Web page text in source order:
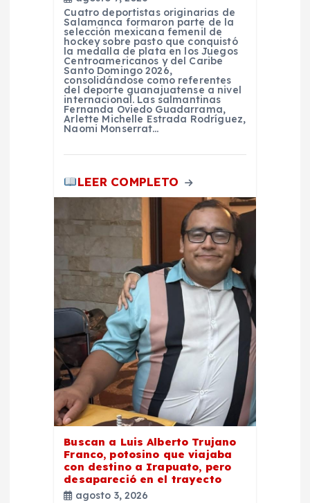
Cuatro deportistas originarias de
Salamanca formaron parte de la
selección mexicana femenil de
hockey sobre pasto que conquistó
la medalla de plata en los Juegos
Centroamericanos y del Caribe
Santo Domingo 2026,
consolidándose como referentes
del deporte guanajuatense a nivel
internacional. Las salmantinas
Fernanda Oviedo Guadarrama,
Arlette Michelle Estrada Rodríguez,
Naomi Monserrat…
LEER COMPLETO
Buscan a Luis Alberto Trujano
Franco, potosino que viajaba
con destino a Irapuato, pero
desapareció en el trayecto
agosto 3, 2026